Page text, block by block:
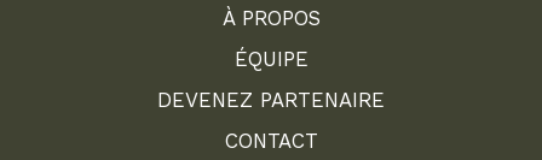
À PROPOS
ÉQUIPE
DEVENEZ PARTENAIRE
CONTACT